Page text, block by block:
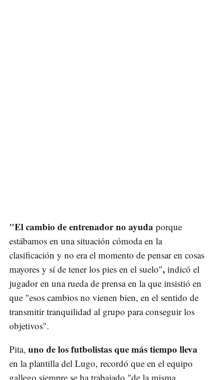
"El cambio de entrenador no ayuda porque
estábamos en una situación cómoda en la
clasificación y no era el momento de pensar en cosas
mayores y sí de tener los pies en el suelo", indicó el
jugador en una rueda de prensa en la que insistió en
que "esos cambios no vienen bien, en el sentido de
transmitir tranquilidad al grupo para conseguir los
objetivos".
Pita, uno de los futbolistas que más tiempo lleva
en la plantilla del Lugo, recordó que en el equipo
gallego siempre se ha trabajado "de la misma